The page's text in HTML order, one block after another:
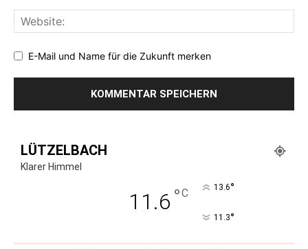
E-Mail und Name für die Zukunft merken
LÜTZELBACH
Klarer Himmel
11.6 °C 13.6°
11.3°